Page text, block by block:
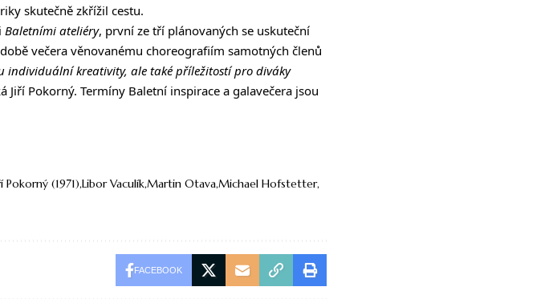
skutečně zkřížil cestu.
Baletními ateliéry, první ze tří plánovaných se uskuteční
večera věnovanému choreografiím samotných členů
individuální kreativity, ale také příležitostí pro diváky
Jiří Pokorný. Termíny Baletní inspirace a galavečera jsou
Pokorný (1971) Libor VaculíkMartin OtavaMichael Hofstetter
FACEBOOK